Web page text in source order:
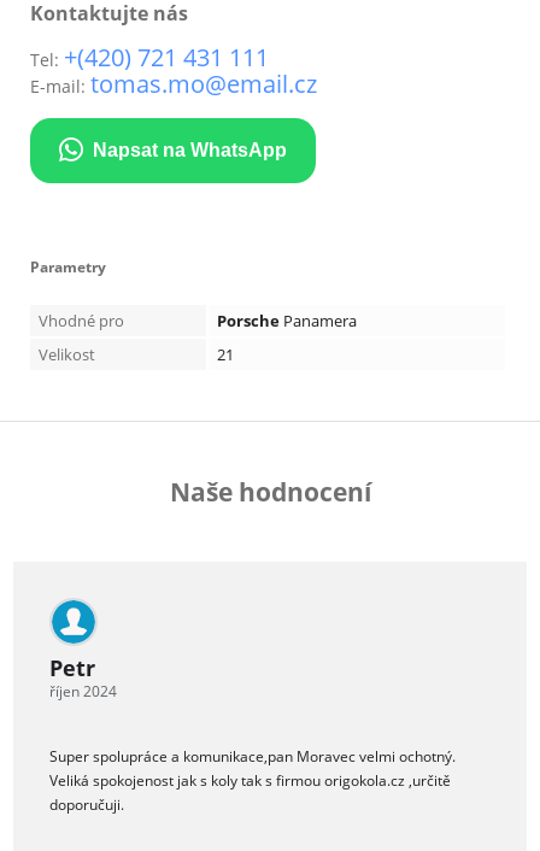
Kontaktujte nás
Tel: +(420) 721 431 111
E-mail: tomas.mo@email.cz
Napsat na WhatsApp
Parametry
Vhodné pro Porsche Panamera
Velikost
21
Naše hodnocení
Petr
říjen 2024
Super spolupráce a komunikace,pan Moravec velmi ochotný.
Veliká spokojenost jak s koly tak s firmou origokola.cz ,určitě
doporučuji.